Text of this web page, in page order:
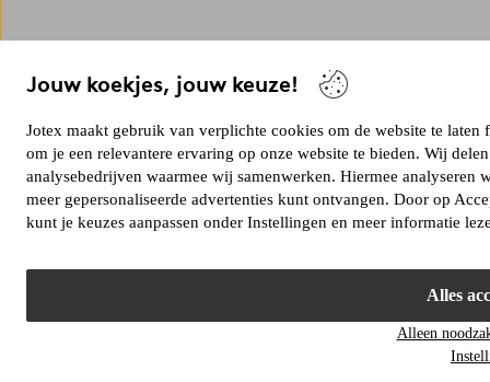
Jouw koekjes, jouw keuze!
Jotex maakt gebruik van verplichte cookies om de website te
om je een relevantere ervaring op onze website te bieden. Wij
analysebedrijven waarmee wij samenwerken. Hiermee
meer gepersonaliseerde advertenties kunt ontvangen. Door op
kunt je keuzes aanpassen onder Instellingen en meer informatie
Alles
Alleen